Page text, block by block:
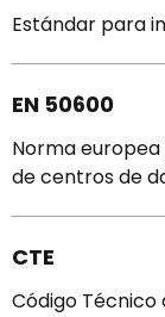
Estándar para
EN 50600
Norma
de centros de
CTE
Código Técnico